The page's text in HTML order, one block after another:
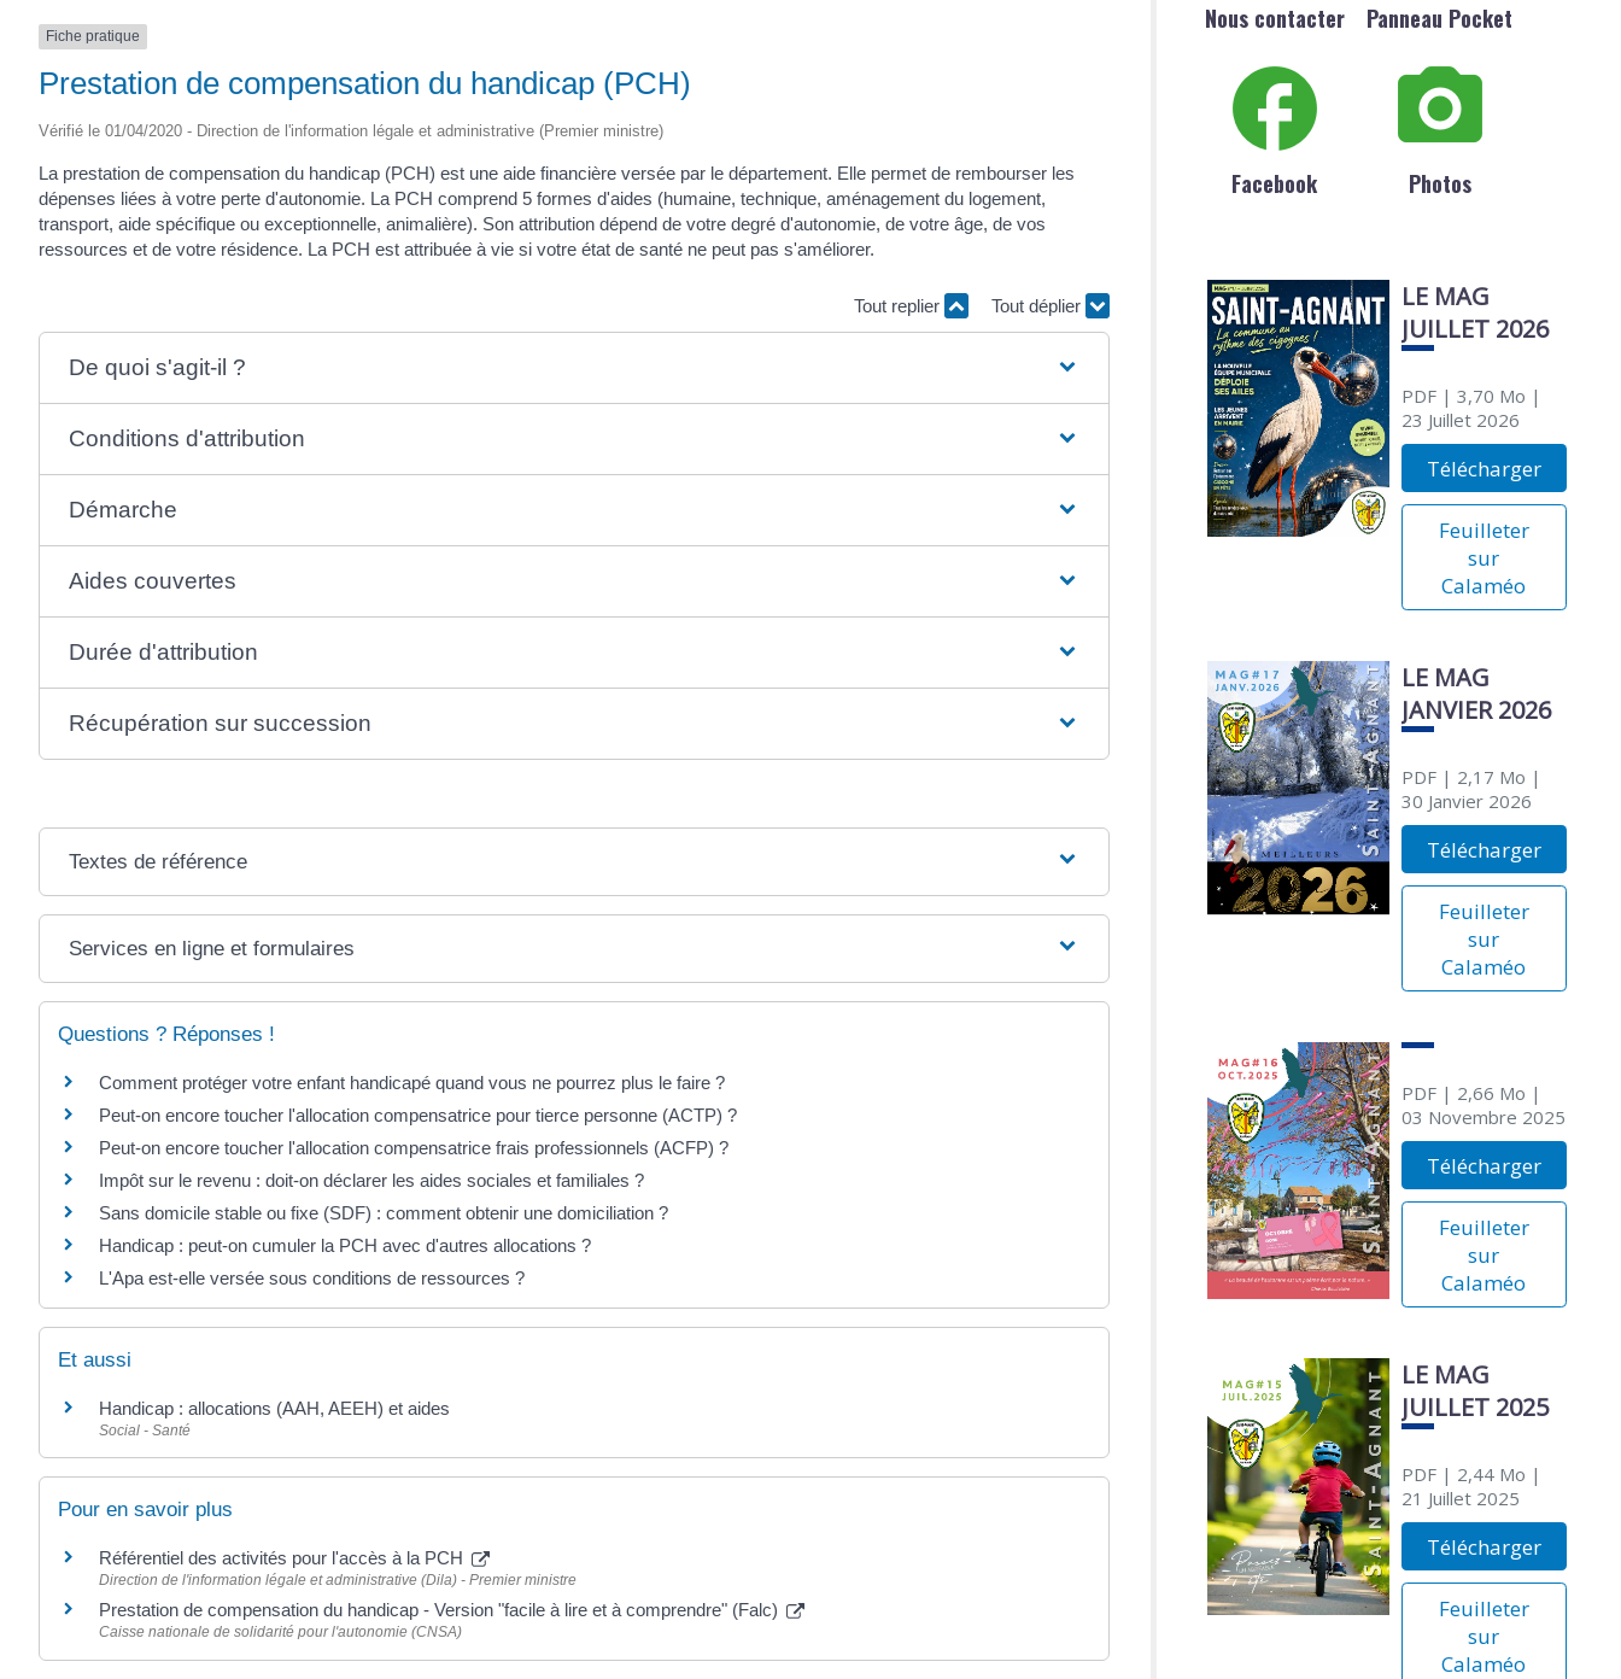
Fiche pratique
Prestation de compensation du handicap (PCH)
Vérifié le 01/04/2020 - Direction de l'information légale et administrative (Premier ministre)
La prestation de compensation du handicap (PCH) est une aide financière versée par le département. Elle permet de rembourser les
dépenses liées à votre perte d'autonomie. La PCH comprend 5 formes d'aides (humaine, technique, aménagement du logement,
transport, aide spécifique ou exceptionnelle, animalière). Son attribution dépend de votre degré d'autonomie, de votre âge, de vos
ressources et de votre résidence. La PCH est attribuée à vie si votre état de santé ne peut pas s'améliorer.
Tout replier Tout déplier
De quoi s'agit-il ?
Conditions d'attribution
Démarche
Aides couvertes
Durée d'attribution
Récupération sur succession
Textes de référence
Services en ligne et formulaires
Questions ? Réponses !
Comment protéger votre enfant handicapé quand vous ne pourrez plus le faire ?
Peut-on encore toucher l'allocation compensatrice pour tierce personne (ACTP) ?
Peut-on encore toucher l'allocation compensatrice frais professionnels (ACFP) ?
Impôt sur le revenu : doit-on déclarer les aides sociales et familiales ?
Sans domicile stable ou fixe (SDF) : comment obtenir une domiciliation ?
Handicap : peut-on cumuler la PCH avec d'autres allocations ?
L'Apa est-elle versée sous conditions de ressources ?
Et aussi
Handicap : allocations (AAH, AEEH) et aides
Social - Santé
Pour en savoir plus
Référentiel des activités pour l'accès à la PCH
Direction de l'information légale et administrative (Dila) - Premier ministre
Prestation de compensation du handicap - Version "facile à lire et à comprendre" (Falc)
Caisse nationale de solidarité pour l'autonomie (CNSA)
Nous contacter Panneau Pocket
Facebook Photos
LE MAG
JUILLET 2026
PDF| 3,70 Mo |
23 Juillet 2026
Télécharger
Feuilleter
sur
Calaméo
LE MAG
JANVIER 2026
PDF| 2,17 Mo |
30 Janvier 2026
Télécharger
Feuilleter
sur
Calaméo
PDF| 2,66 Mo |
03 Novembre 2025
Télécharger
Feuilleter
sur
Calaméo
LE MAG
JUILLET 2025
PDF| 2,44 Mo |
21 Juillet 2025
Télécharger
Feuilleter
sur
Calaméo